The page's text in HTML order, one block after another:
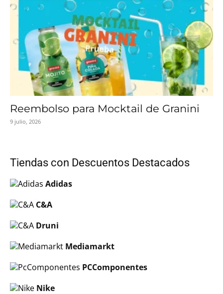
Reembolso para Mocktail de Granini
9 julio, 2026
Tiendas con Descuentos Destacados
Adidas
C&A
Druni
Mediamarkt
PCComponentes
Nike